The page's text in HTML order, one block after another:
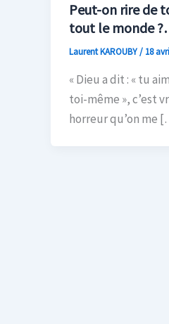
Peut-on rire de
tout le monde
Laurent KAROUBY/ 18
« Dieu a dit : « tu
toi-même », c’est
horreur qu’on me